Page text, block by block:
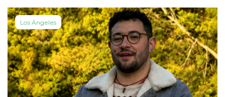
Los Ángeles